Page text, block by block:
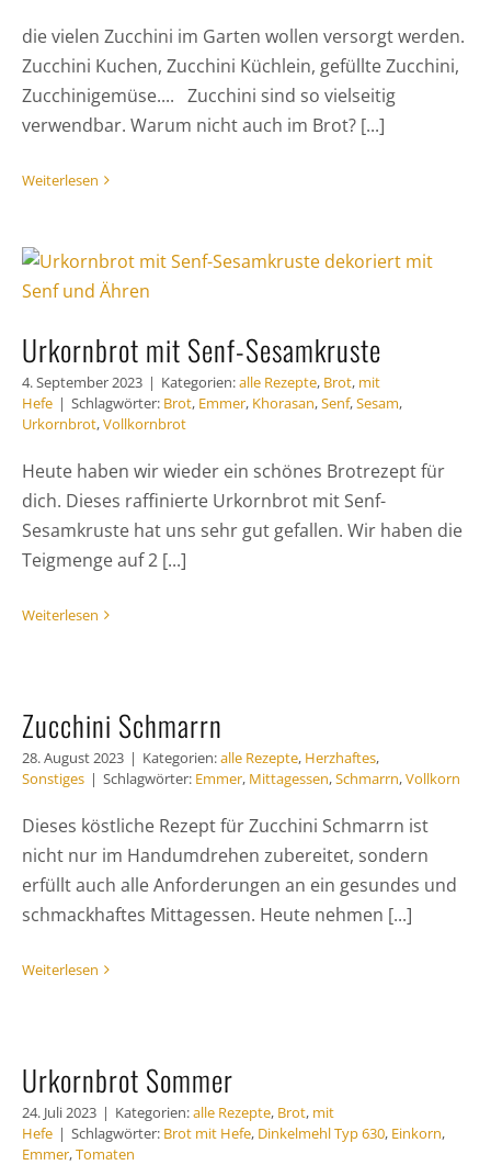
die vielen Zucchini im Garten wollen versorgt werden.
Zucchini Kuchen, Zucchini Küchlein, gefüllte Zucchini,
Zucchinigemüse.... Zucchini sind so vielseitig
verwendbar. Warum nicht auch im Brot? [...]
Weiterlesen
Urkornbrot mit Senf-Sesamkruste
4. September 2023 | Kategorien:alle Rezepte, Brot, mit
Hefe | Schlagwörter: Brot, Emmer, Khorasan,Senf,Sesam,
Urkornbrot,Vollkornbrot
Heute haben wir wieder ein schönes Brotrezept für
dich. Dieses raffinierte Urkornbrot mit Senf-
Sesamkruste hat uns sehr gut gefallen. Wir haben die
Teigmenge auf 2 [...]
Weiterlesen
Zucchini Schmarrn
28. August 2023 | Kategorien:alle Rezepte, Herzhaftes,
Sonstiges | Schlagwörter: Emmer, Mittagessen,Schmarrn,Vollkorn
Dieses köstliche Rezept für Zucchini Schmarrn ist
nicht nur im Handumdrehen zubereitet, sondern
erfüllt auch alle Anforderungen an ein gesundes und
schmackhaftes Mittagessen. Heute nehmen [...]
Weiterlesen
Urkornbrot Sommer
24. Juli 2023 | Kategorien:alle Rezepte, Brot, mit
Hefe | Schlagwörter: Brot mit Hefe, Dinkelmehl Typ 630, Einkorn,
Emmer,Tomaten